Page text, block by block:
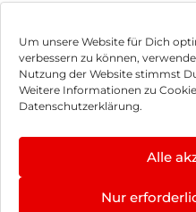
Um unsere Website für Dich
verbessern zu können,
Nutzung der Website stimmst
Weitere Informationen zu
Datenschutzerklärung.
Alle
Nur
Impressum